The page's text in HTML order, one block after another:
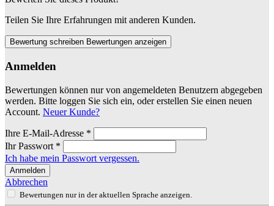
Teilen Sie Ihre Erfahrungen mit anderen Kunden.
Bewertung schreiben Bewertungen anzeigen
Anmelden
Bewertungen können nur von angemeldeten Benutzern abgegeben
werden. Bitte loggen Sie sich ein, oder erstellen Sie einen neuen
Account. Neuer Kunde?
Ihre E-Mail-Adresse *
Ihr Passwort *
Ich habe mein Passwort vergessen.
Anmelden
Abbrechen
Bewertungen nur in der aktuellen Sprache anzeigen.